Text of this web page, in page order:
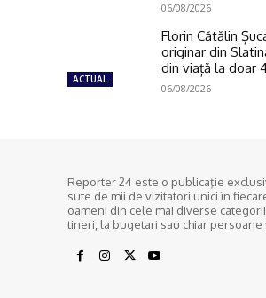
06/08/2026
ACTUAL
Florin Cătălin
originar din
din viață la doar
06/08/2026
Reporter 24 este o publicaţie
sute de mii de vizitatori unici în
oameni din cele mai diverse
tineri, la bugetari sau chiar persoane